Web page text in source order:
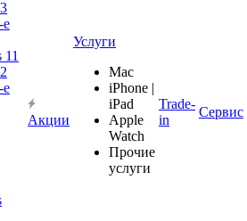
е
11
е
Акции
Услуги
Mac
iPhone |
iPad
Apple
Watch
Прочие
услуги
Trade-
in
Сервис